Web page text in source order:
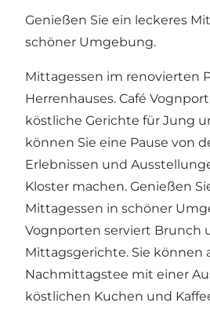
Genießen Sie ein leckeres
schöner Umgebung.
Mittagessen im renovierten
Herrenhauses. Café
köstliche Gerichte für Jung
können Sie eine Pause von
Erlebnissen und
Kloster machen. Genießen
Mittagessen in schöner
Vognporten serviert Brunch
Mittagsgerichte. Sie können
Nachmittagstee mit einer
köstlichen Kuchen und